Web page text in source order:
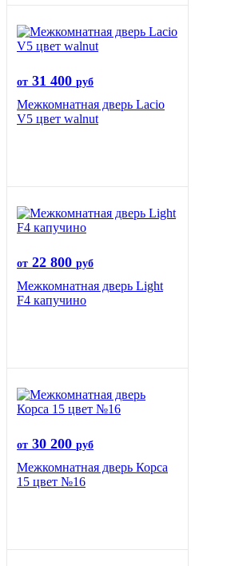
от 31 400 руб
Межкомнатная дверь Lacio
V5 цвет walnut
от 22 800 руб
Межкомнатная дверь Light
F4 капучино
от 30 200 руб
Межкомнатная дверь Корса
15 цвет №16